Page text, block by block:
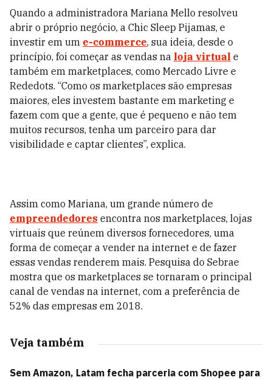
Quando a administradora Mariana Mello resolveu
abrir o próprio negócio, a Chic Sleep Pijamas, e
investir em um e-commerce, sua ideia, desde o
princípio, foi começar as vendas na loja virtual e
também em marketplaces, como Mercado Livre e
Rededots. “Como os marketplaces são empresas
maiores, eles investem bastante em marketing e
fazem com que a gente, que é pequeno e não tem
muitos recursos, tenha um parceiro para dar
visibilidade e captar clientes”, explica.
Assim como Mariana, um grande número de
empreendedores encontra nos marketplaces, lojas
virtuais que reúnem diversos fornecedores, uma
forma de começar a vender na internet e de fazer
essas vendas renderem mais. Pesquisa do Sebrae
mostra que os marketplaces se tornaram o principal
canal de vendas na internet, com a preferência de
52% das empresas em 2018.
Veja também
Sem Amazon, Latam fecha parceria com Shopee para